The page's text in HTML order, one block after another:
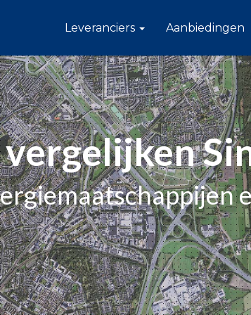
Leveranciers Aanbiedingen